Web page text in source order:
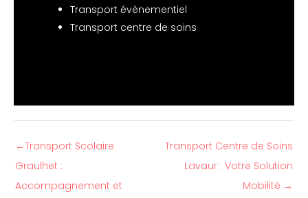
Transport évènementiel
Transport centre de soins
←Transport Scolaire
Graulhet :
Accompagnement et
Transport Centre de Soins
Lavaur : Votre Solution
Mobilité →